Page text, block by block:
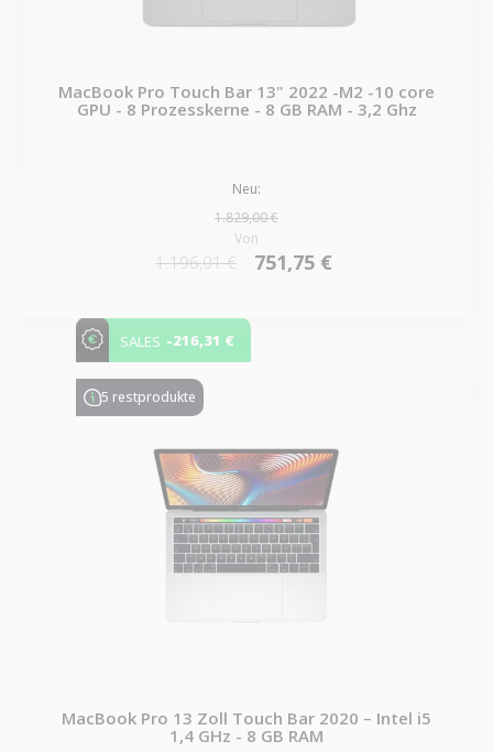
MacBook Pro Touch Bar 13" 2022 -M2 -10 core
GPU - 8 Prozesskerne - 8 GB RAM - 3,2 Ghz
Neu:
1.829,00 €
Von
1.196,01 € 751,75 €
SALES -216,31 €
5 restprodukte
MacBook Pro 13 Zoll Touch Bar 2020 – Intel i5
1,4 GHz - 8 GB RAM